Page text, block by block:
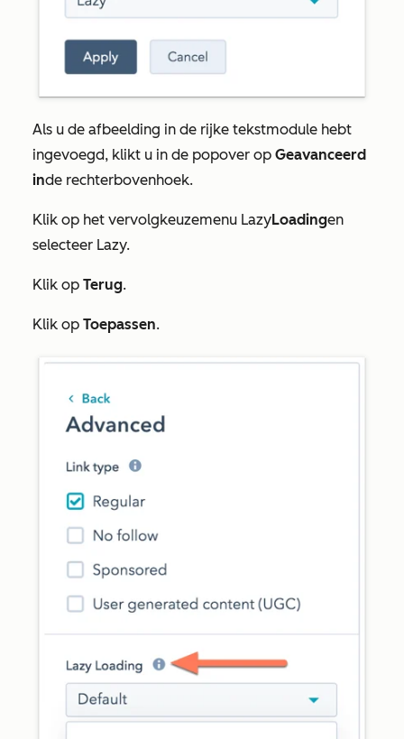
Als u de afbeelding in de rijke tekstmodule hebt
ingevoegd, klikt u in de popover op Geavanceerd
inde rechterbovenhoek.
Klik op het vervolgkeuzemenu LazyLoadingen
selecteer Lazy.
Klik op Terug.
Klik op Toepassen.